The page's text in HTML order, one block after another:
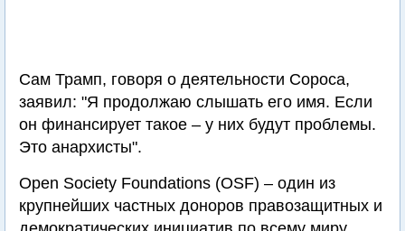
Сам Трамп, говоря о деятельности Сороса,
заявил: "Я продолжаю слышать его имя. Если
он финансирует такое – у них будут проблемы.
Это анархисты".
Open Society Foundations (OSF) – один из
крупнейших частных доноров правозащитных и